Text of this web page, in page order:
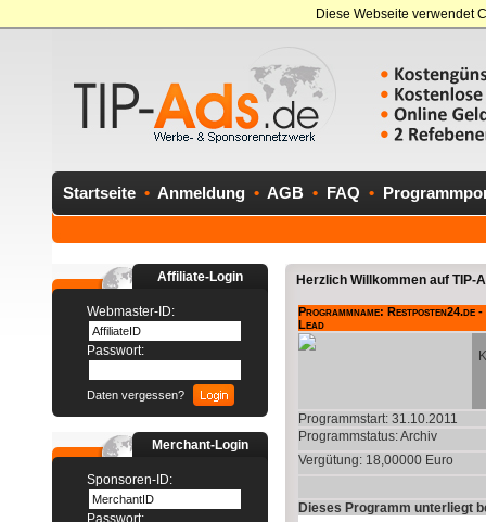
Diese Webseite verwendet
Startseite • Anmeldung • AGB • FAQ •
Affiliate-Login
Webmaster-ID:
Passwort:
Daten vergessen?
Merchant-Login
Sponsoren-ID:
Herzlich Willkommen auf TIP-
Programmname:
Lead
Programmstart: 31.10.2011
Programmstatus:Archiv
Vergütung: 18,00000 Euro
Dieses Programm unterliegt